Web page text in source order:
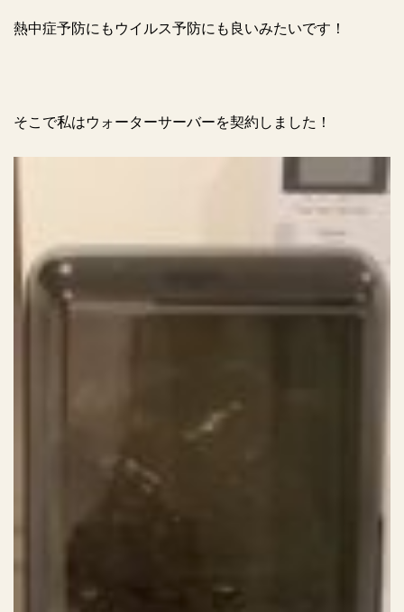
熱中症予防にもウイルス予防にも良いみたいです！
そこで私はウォーターサーバーを契約しました！